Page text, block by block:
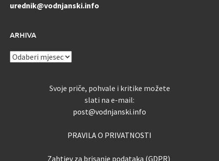
urednik@vodnjanski.info
ARHIVA
ARHIVA
Svoje priče, pohvale i kritike možete
slati na e-mail:
post@vodnjanski.info
PRAVILA O PRIVATNOSTI
Zahtjev za brisanje podataka (GDPR)